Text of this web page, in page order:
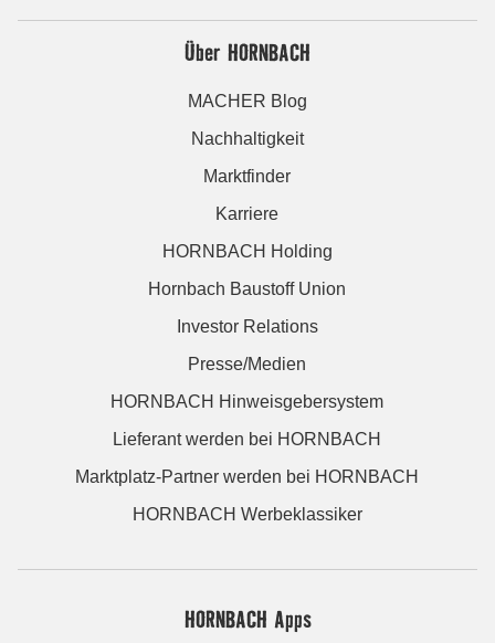
Über HORNBACH
MACHER Blog
Nachhaltigkeit
Marktfinder
Karriere
HORNBACH Holding
Hornbach Baustoff Union
Investor Relations
Presse/Medien
HORNBACH Hinweisgebersystem
Lieferant werden bei HORNBACH
Marktplatz-Partner werden bei HORNBACH
HORNBACH Werbeklassiker
HORNBACH Apps